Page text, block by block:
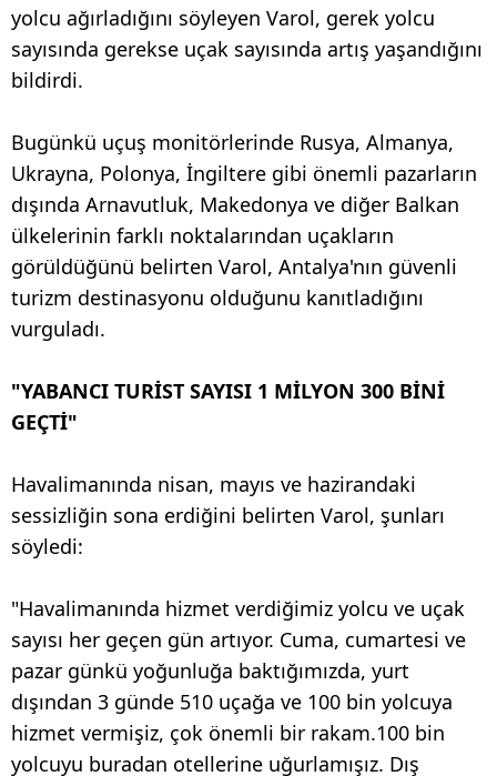
yolcu ağırladığını söyleyen Varol, gerek yolcu
sayısında gerekse uçak sayısında artış yaşandığını
bildirdi.
Bugünkü uçuş monitörlerinde Rusya, Almanya,
Ukrayna, Polonya, İngiltere gibi önemli pazarların
dışında Arnavutluk, Makedonya ve diğer Balkan
ülkelerinin farklı noktalarından uçakların
görüldüğünü belirten Varol, Antalya'nın güvenli
turizm destinasyonu olduğunu kanıtladığını
vurguladı.
"YABANCI TURİST SAYISI 1 MİLYON 300 BİNİ
GEÇTİ"
Havalimanında nisan, mayıs ve hazirandaki
sessizliğin sona erdiğini belirten Varol, şunları
söyledi:
"Havalimanında hizmet verdiğimiz yolcu ve uçak
sayısı her geçen gün artıyor. Cuma, cumartesi ve
pazar günkü yoğunluğa baktığımızda, yurt
dışından 3 günde 510 uçağa ve 100 bin yolcuya
hizmet vermişiz, çok önemli bir rakam.100 bin
yolcuyu buradan otellerine uğurlamışız. Dış